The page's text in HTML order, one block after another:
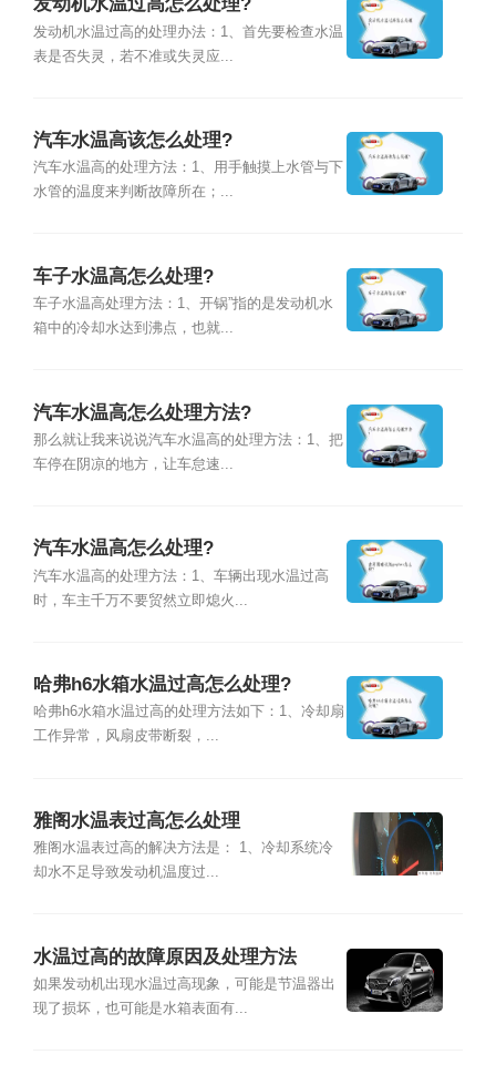
发动机水温过高的处理办法：1、首先要检查水温
表是否失灵，若不准或失灵应...
汽车水温高该怎么处理?
汽车水温高的处理方法：1、用手触摸上水管与下
水管的温度来判断故障所在；...
车子水温高怎么处理?
车子水温高处理方法：1、开锅”指的是发动机水
箱中的冷却水达到沸点，也就...
汽车水温高怎么处理方法?
那么就让我来说说汽车水温高的处理方法：1、把
车停在阴凉的地方，让车怠速...
汽车水温高怎么处理?
汽车水温高的处理方法：1、车辆出现水温过高
时，车主千万不要贸然立即熄火...
哈弗h6水箱水温过高怎么处理?
哈弗h6水箱水温过高的处理方法如下：1、冷却扇
工作异常，风扇皮带断裂，...
雅阁水温表过高怎么处理
雅阁水温表过高的解决方法是： 1、冷却系统冷
却水不足导致发动机温度过...
水温过高的故障原因及处理方法
如果发动机出现水温过高现象，可能是节温器出
现了损坏，也可能是水箱表面有...